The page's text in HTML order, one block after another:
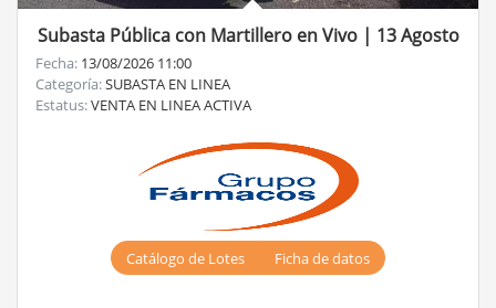
Subasta Pública con Martillero en Vivo | 13 Agosto
Fecha: 13/08/2026 11:00
Categoría:SUBASTA EN LINEA
Estatus:VENTA EN LINEA ACTIVA
Catálogo de Lotes Ficha de datos